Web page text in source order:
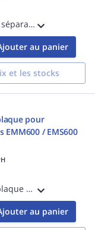
Transformateur de séparation de sécurité, rail DIN, 5M, 230V AC / 12/24V AC / 30VA (2,5A/1,25A)
au panier
et les stocks
pour
EMM600 / EMS600
Support de contreplaque pour les ventouses électromagnétiques des séries EMM600 et EMS600
au panier